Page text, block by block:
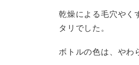
乾燥による毛穴やく
タリでした。
ボトルの色は、やわ